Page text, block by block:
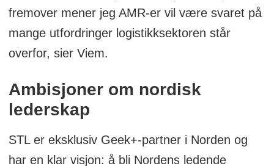
fremover mener jeg AMR-er vil være svaret på
mange utfordringer logistikksektoren står
overfor, sier Viem.
Ambisjoner om nordisk
lederskap
STL er eksklusiv Geek+-partner i Norden og
har en klar visjon: å bli Nordens ledende